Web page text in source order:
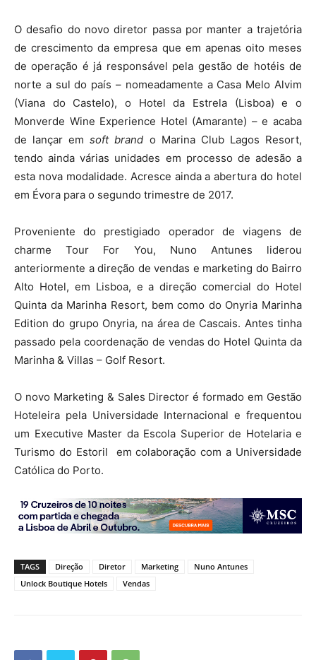
O desafio do novo diretor passa por manter a trajetória
de crescimento da empresa que em apenas oito meses
de operação é já responsável pela gestão de hotéis de
norte a sul do país – nomeadamente a Casa Melo Alvim
(Viana do Castelo), o Hotel da Estrela (Lisboa) e o
Monverde Wine Experience Hotel (Amarante) – e acaba
de lançar emsoft brand o Marina Club Lagos Resort,
tendo ainda várias unidades em processo de adesão a
esta nova modalidade. Acresce ainda a abertura do hotel
em Évora para o segundo trimestre de 2017.
Proveniente do prestigiado operador de viagens de
charme Tour For You, Nuno Antunes liderou
anteriormente a direção de vendas e marketing do Bairro
Alto Hotel, em Lisboa, e a direção comercial do Hotel
Quinta da Marinha Resort, bem como do Onyria Marinha
Edition do grupo Onyria, na área de Cascais. Antes tinha
passado pela coordenação de vendas do Hotel Quinta da
Marinha & Villas – Golf Resort.
O novo Marketing & Sales Director é formado em Gestão
Hoteleira pela Universidade Internacional e frequentou
um Executive Master da Escola Superior de Hotelaria e
Turismo do Estoril em colaboração com a Universidade
Católica do Porto.
TAGS Direção Diretor Marketing
Nuno Antunes
Unlock Boutique Hotels
Vendas